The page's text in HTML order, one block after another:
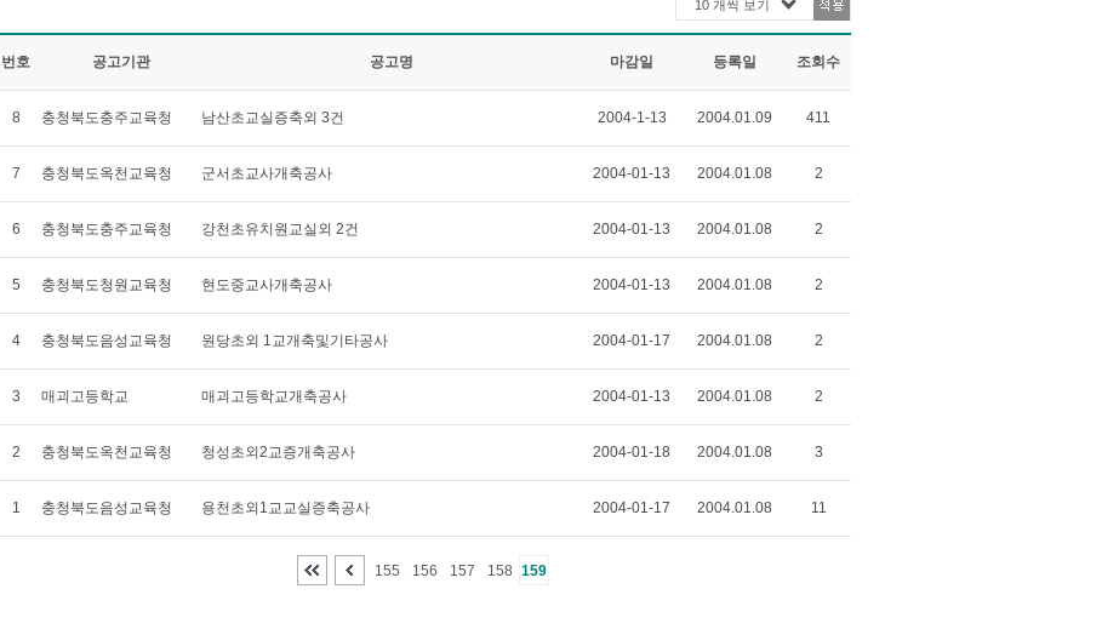
10 개씩 보기
번호 공고기관 공고명 마감일 등록일 조회수
8 충청북도충주교육청 남산초교실증축외 3건 2004-1-13 2004.01.09 411
7 충청북도옥천교육청 군서초교사개축공사 2004-01-13 2004.01.08 2
6 충청북도충주교육청 강천초유치원교실외 2건 2004-01-13 2004.01.08 2
5 충청북도청원교육청 현도중교사개축공사 2004-01-13 2004.01.08 2
4 충청북도음성교육청 원당초외 1교개축및기타공사 2004-01-17 2004.01.08 2
3 매괴고등학교 매괴고등학교개축공사 2004-01-13 2004.01.08 2
2 충청북도옥천교육청 청성초외2교증개축공사 2004-01-18 2004.01.08 3
1 충청북도음성교육청 용천초외1교교실증축공사 2004-01-17 2004.01.08 11
155 156 157 158 159